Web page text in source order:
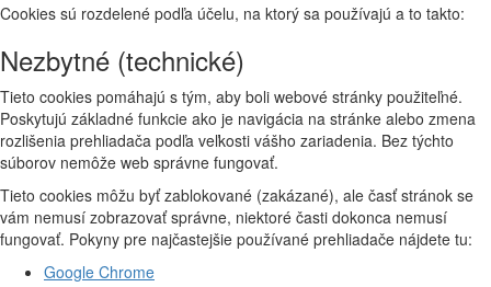
Cookies sú rozdelené podľa účelu, na ktorý sa používajú a to takto:
Nezbytné (technické)
Tieto cookies pomáhajú s tým, aby boli webové stránky použiteľné.
Poskytujú základné funkcie ako je navigácia na stránke alebo zmena
rozlišenia prehliadača podľa veľkosti vášho zariadenia. Bez týchto
súborov nemôže web správne fungovať.
Tieto cookies môžu byť zablokované (zakázané), ale časť stránok se
vám nemusí zobrazovať správne, niektoré časti dokonca nemusí
fungovať. Pokyny pre najčastejšie používané prehliadače nájdete tu:
Google Chrome